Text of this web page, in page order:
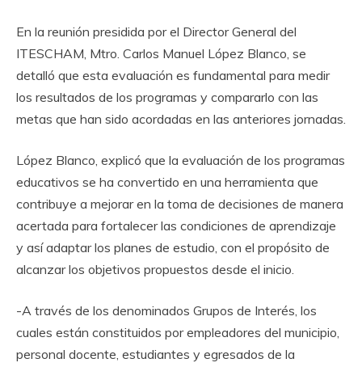
En la reunión presidida por el Director General del
ITESCHAM, Mtro. Carlos Manuel López Blanco, se
detalló que esta evaluación es fundamental para medir
los resultados de los programas y compararlo con las
metas que han sido acordadas en las anteriores jornadas.
López Blanco, explicó que la evaluación de los programas
educativos se ha convertido en una herramienta que
contribuye a mejorar en la toma de decisiones de manera
acertada para fortalecer las condiciones de aprendizaje
y así adaptar los planes de estudio, con el propósito de
alcanzar los objetivos propuestos desde el inicio.
-A través de los denominados Grupos de Interés, los
cuales están constituidos por empleadores del municipio,
personal docente, estudiantes y egresados de la